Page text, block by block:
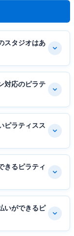
スタジオはあ
対応のピラテ
ピラティスス
きるピラティ
いができるピ